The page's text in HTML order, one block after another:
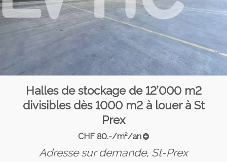
Halles de stockage de 12’000 m2
divisibles dès 1000 m2 à louer à St
Prex
CHF 80.-/m²/an
Adresse sur demande, St-Prex